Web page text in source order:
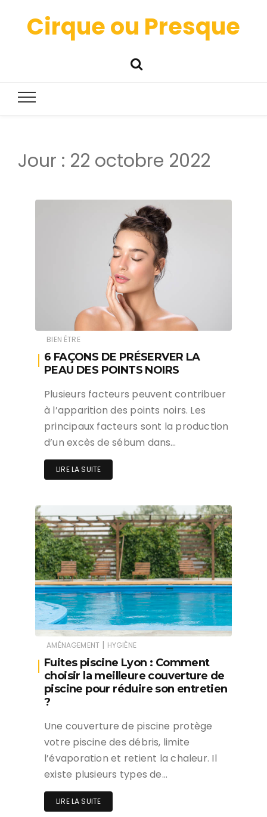
Cirque ou Presque
Jour : 22 octobre 2022
BIEN ÉTRE
6 FAÇONS DE PRÉSERVER LA
PEAU DES POINTS NOIRS
Plusieurs facteurs peuvent contribuer
à l’apparition des points noirs. Les
principaux facteurs sont la production
d’un excès de sébum dans…
LIRE LA SUITE
AMÉNAGEMENT | HYGIÈNE
Fuites piscine Lyon : Comment
choisir la meilleure couverture de
piscine pour réduire son entretien
?
Une couverture de piscine protège
votre piscine des débris, limite
l’évaporation et retient la chaleur. Il
existe plusieurs types de…
LIRE LA SUITE